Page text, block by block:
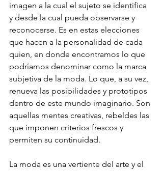
imagen a la cual el sujeto se identifica
y desde la cual pueda observarse y
reconocerse. Es en estas elecciones
que hacen a la personalidad de cada
quien, en donde encontramos lo que
podríamos denominar como la marca
subjetiva de la moda. Lo que, a su vez,
renueva las posibilidades y prototipos
dentro de este mundo imaginario. Son
aquellas mentes creativas, rebeldes las
que imponen criterios frescos y
permiten su continuidad.
La moda es una vertiente del arte y el